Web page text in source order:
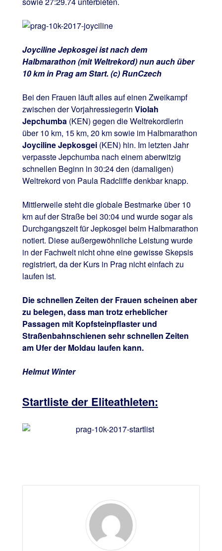
Joyciline Jepkosgei ist nach dem
Halbmarathon (mit Weltrekord) nun auch über
10 km in Prag am Start. (c) RunCzech
Bei den Frauen läuft alles auf einen Zweikampf
zwischen der Vorjahressiegerin Violah
Jepchumba(KEN) gegen die Weltrekordlerin
über 10 km, 15 km, 20 km sowie im Halbmarathon
Joyciline Jepkosgei(KEN) hin. Im letzten Jahr
verpasste Jepchumba nach einem aberwitzig
schnellen Beginn in 30:24 den (damaligen)
Weltrekord von Paula Radcliffe denkbar knapp.
Mittlerweile steht die globale Bestmarke über 10
km auf der Straße bei 30:04 und wurde sogar als
Durchgangszeit für Jepkosgei beim Halbmarathon
notiert. Diese außergewöhnliche Leistung wurde
in der Fachwelt nicht ohne eine gewisse Skepsis
registriert, da der Kurs in Prag nicht einfach zu
laufen ist.
Die schnellen Zeiten der Frauen scheinen aber
zu belegen, dass man trotz erheblicher
Passagen mit Kopfsteinpflaster und
Straßenbahnschienen sehr schnellen Zeiten
am Ufer der Moldau laufen kann.
Helmut Winter
Startliste der Eliteathleten: